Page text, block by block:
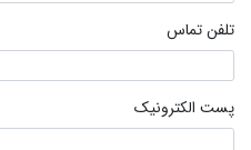
تلفن تماس
پست الکترونیک